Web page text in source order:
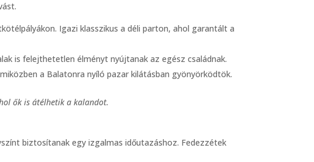
Igazi klasszikus a déli parton, ahol garantált a
is felejthetetlen élményt nyújtanak az egész családnak.
a Balatonra nyíló pazar kilátásban gyönyörködtök.
ők is átélhetik a kalandot.
biztosítanak egy izgalmas időutazáshoz. Fedezzétek